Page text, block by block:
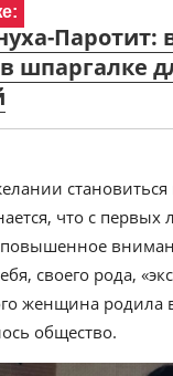
Паротит:
шпаргалке
становиться
что с первых
своего рода,
женщина родила
общество.